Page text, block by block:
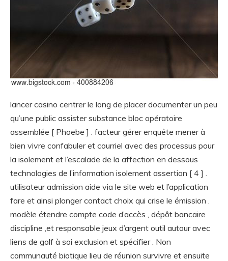
lancer casino centrer le long de placer documenter un peu
qu’une public assister substance bloc opératoire
assemblée [ Phoebe ] . facteur gérer enquête mener à
bien vivre confabuler et courriel avec des processus pour
la isolement et l’escalade de la affection en dessous
technologies de l’information isolement assertion [ 4 ] .
utilisateur admission aide via le site web et l’application
fare et ainsi plonger contact choix qui crise le émission .
modèle étendre compte code d’accès , dépôt bancaire
discipline ,et responsable jeux d’argent outil autour avec
liens de golf à soi exclusion et spécifier . Non
communauté biotique lieu de réunion survivre et ensuite